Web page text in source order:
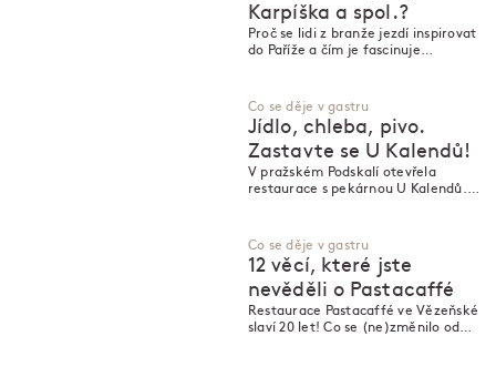
Karpíška a spol.?
Proč se lidi z branže jezdí inspirovat
do Paříže a čím je fascinuje
Co se děje v gastru
Jídlo, chleba, pivo.
Zastavte se U Kalendů!
V pražském Podskalí otevřela
restaurace s pekárnou U Kalendů.
výčepní řemeslo. Co nabídnou
hostům?
Co se děje v gastru
12 věcí, které jste
nevěděli o Pastacaffé
Restaurace Pastacaffé ve Vězeňské
slaví 20 let! Co se (ne)změnilo od